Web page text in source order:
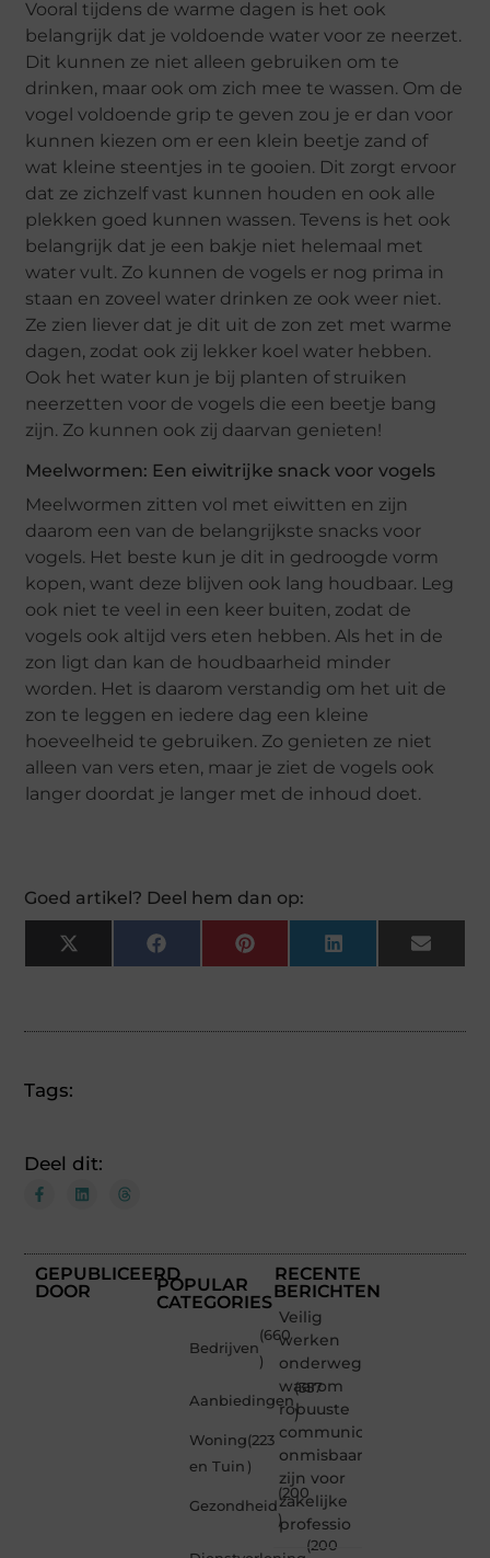
Vooral tijdens de warme dagen is het ook
belangrijk dat je voldoende water voor ze neerzet.
Dit kunnen ze niet alleen gebruiken om te
drinken, maar ook om zich mee te wassen. Om de
vogel voldoende grip te geven zou je er dan voor
kunnen kiezen om er een klein beetje zand of
wat kleine steentjes in te gooien. Dit zorgt ervoor
dat ze zichzelf vast kunnen houden en ook alle
plekken goed kunnen wassen. Tevens is het ook
belangrijk dat je een bakje niet helemaal met
water vult. Zo kunnen de vogels er nog prima in
staan en zoveel water drinken ze ook weer niet.
Ze zien liever dat je dit uit de zon zet met warme
dagen, zodat ook zij lekker koel water hebben.
Ook het water kun je bij planten of struiken
neerzetten voor de vogels die een beetje bang
zijn. Zo kunnen ook zij daarvan genieten!
Meelwormen: Een eiwitrijke snack voor vogels
Meelwormen zitten vol met eiwitten en zijn
daarom een van de belangrijkste snacks voor
vogels. Het beste kun je dit in gedroogde vorm
kopen, want deze blijven ook lang houdbaar. Leg
ook niet te veel in een keer buiten, zodat de
vogels ook altijd vers eten hebben. Als het in de
zon ligt dan kan de houdbaarheid minder
worden. Het is daarom verstandig om het uit de
zon te leggen en iedere dag een kleine
hoeveelheid te gebruiken. Zo genieten ze niet
alleen van vers eten, maar je ziet de vogels ook
langer doordat je langer met de inhoud doet.
Goed artikel? Deel hem dan op:
X
(Twitter)
FacebookPinterestLinkedInEmail
Tags:
Deel dit:
GEPUBLICEERD
DOOR
POPULAR
CATEGORIES
Bedrijven
(660
)
Aanbiedingen
(357
)
Woning
en Tuin
(223
)
Gezondheid
(200
)
(200
RECENTE
BERICHTEN
Veilig
werken
onderweg:
waarom
robuuste
communicatiemiddelen
onmisbaar
zijn voor
zakelijke
professio